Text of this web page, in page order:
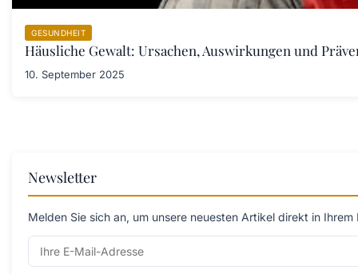
GESUNDHEIT
Häusliche Gewalt: Ursachen, Auswirkungen und
10. September 2025
Newsletter
Melden Sie sich an, um unsere neuesten Artikel direkt in